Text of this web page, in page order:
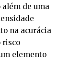
de uma
na acurácia
risco
elemento